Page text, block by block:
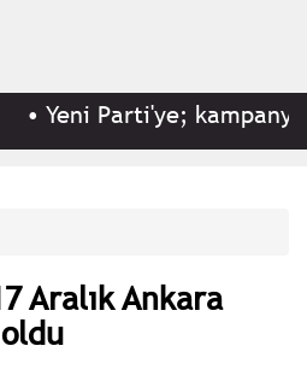
Yeni Parti'ye;
Aralık Ankara